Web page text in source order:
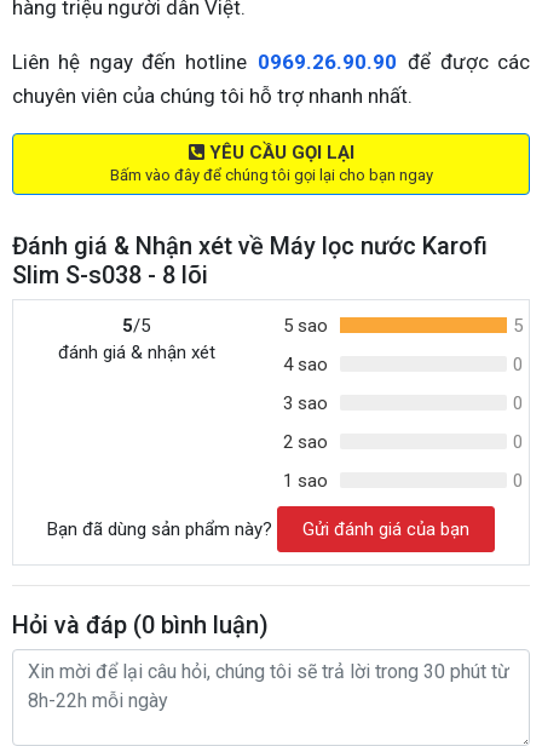
hàng triệu người dân Việt.
Liên hệ ngay đến hotline 0969.26.90.90 để được các
chuyên viên của chúng tôi hỗ trợ nhanh nhất.
YÊU CẦU GỌI LẠI
Bấm vào đây để chúng tôi gọi lại cho bạn ngay
Đánh giá & Nhận xét về Máy lọc nước Karofi
Slim S-s038 - 8 lõi
5/5
đánh giá & nhận xét
5 sao
5
4 sao
0
3 sao
0
2 sao
0
1 sao
0
Bạn đã dùng sản phẩm này? Gửi đánh giá của bạn
Hỏi và đáp (0 bình luận)